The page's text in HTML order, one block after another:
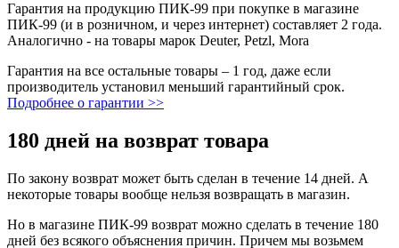
Гарантия на продукцию ПИК-99 при покупке в магазине
ПИК-99 (и в розничном, и через интернет) составляет 2 года.
Аналогично - на товары марок Deuter, Petzl, Mora
Гарантия на все остальные товары – 1 год, даже если
производитель установил меньший гарантийный срок.
Подробнее о гарантии >>
180 дней на возврат товара
По закону возврат может быть сделан в течение 14 дней. А
некоторые товары вообще нельзя возвращать в магазин.
Но в магазине ПИК-99 возврат можно сделать в течение 180
дней без всякого объяснения причин. Причем мы возьмем